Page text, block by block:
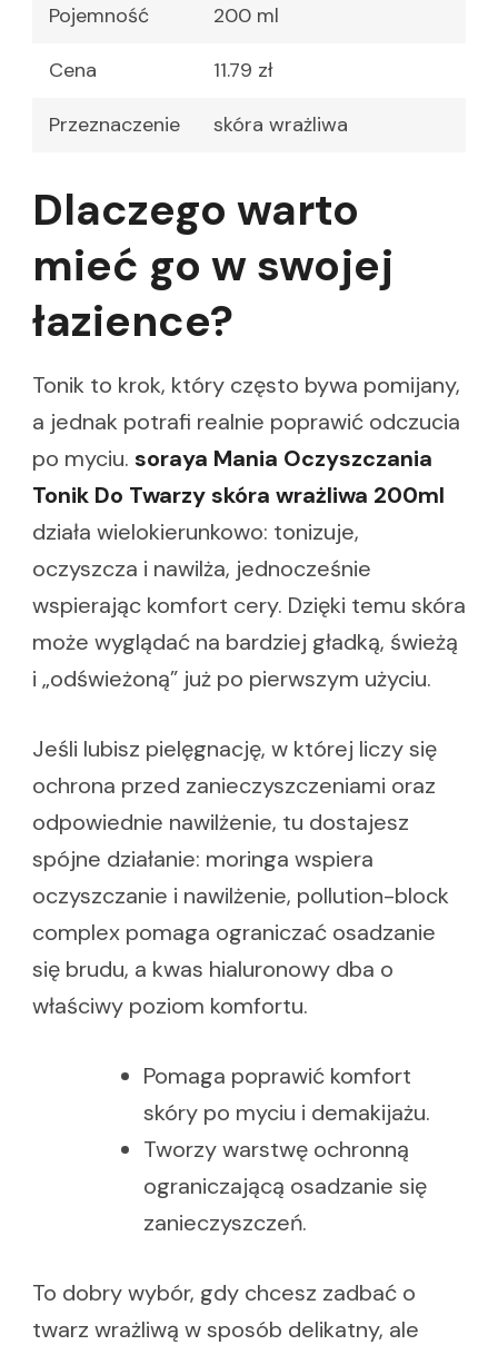
Pojemność 200 ml
Cena 11.79 zł
Przeznaczenie skóra wrażliwa
Dlaczego warto
mieć go w swojej
łazience?
Tonik to krok, który często bywa pomijany,
a jednak potrafi realnie poprawić odczucia
po myciu. soraya Mania Oczyszczania
Tonik Do Twarzy skóra wrażliwa 200ml
działa wielokierunkowo: tonizuje,
oczyszcza i nawilża, jednocześnie
wspierając komfort cery. Dzięki temu skóra
może wyglądać na bardziej gładką, świeżą
i „odświeżoną” już po pierwszym użyciu.
Jeśli lubisz pielęgnację, w której liczy się
ochrona przed zanieczyszczeniami oraz
odpowiednie nawilżenie, tu dostajesz
spójne działanie: moringa wspiera
oczyszczanie i nawilżenie, pollution-block
complex pomaga ograniczać osadzanie
się brudu, a kwas hialuronowy dba o
właściwy poziom komfortu.
Pomaga poprawić komfort
skóry po myciu i demakijażu.
Tworzy warstwę ochronną
ograniczającą osadzanie się
zanieczyszczeń.
To dobry wybór, gdy chcesz zadbać o
twarz wrażliwą w sposób delikatny, ale